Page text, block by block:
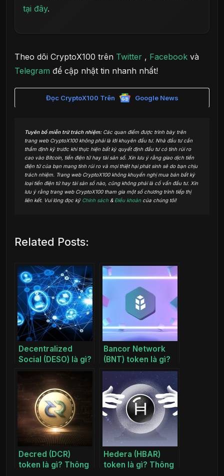
tại đây.
Theo dõi CryptoX100 trên Twitter , Facebook và
Telegram để cập nhật tin nhanh nhất!
Đọc CryptoX100 Trên Google News
Tuyên bố miễn trừ trách nhiệm:Các quan điểm được trình bày trên
trang web CryptoX100 không phải là lời khuyên đầu tư. Nhà đầu tư cần
thẩm định kỹ trước khi thực hiện bất kỳ quyết định đầu tư có tính rủi ro
cao vào Bitcoin, tiền điện tử hay tài sản số. Xin lưu ý rằng giao dịch tiền
điện tử của bạn mang tính rủi ro và mọi thiệt hại phát sinh sẽ do bạn chịu
trách nhiệm. Trang web CryptoX100 không khuyến nghị mua bán bất kỳ
loại tiền điện tử hay tài sản số nào, cũng không phải là cố vấn đầu tư. Xin
lưu ý rằng trang web CryptoX100 tham gia một số chương trình tiếp thị
liên kết. Vui lòng đọc kỹ Chính sách & Điều khoản của chúng tôi!
Related Posts:
Decentralized
Social (DESO) là gì?
Tìm hiểu chi tiết về
DESO coin
Bancor Network
(BNT) token là gì?
Thông tin dự án
Decred (DCR)
token là gì? Thông
Hedera (HBAR)
token là gì? Thông